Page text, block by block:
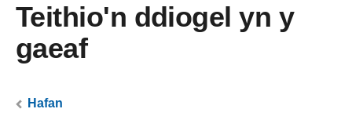
Teithio'n ddiogel yn y
gaeaf
Hafan